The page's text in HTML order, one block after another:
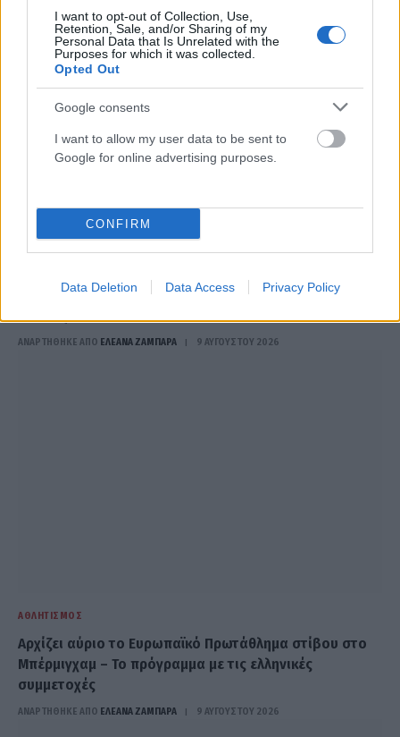
I want to opt-out of Collection, Use,
Retention, Sale, and/or Sharing of my
Personal Data that Is Unrelated with the
Purposes for which it was collected.
Opted Out
Google consents
I want to allow my user data to be sent to
Google for online advertising purposes.
CONFIRM
Data Deletion Data Access Privacy Policy
Ο Τεττέη επέστρεψε στις προπονήσεις του
ΑΝΑΡΤΗΘΗΚΕ ΑΠΟ ΕΛΕΑΝΑ ΖΑΜΠΑΡΑ 9 ΑΥΓΟΎΣΤΟΥ 2026
ΑΘΛΗΤΙΣΜΌΣ
Αρχίζει αύριο το Ευρωπαϊκό Πρωτάθλημα στίβου στο
Μπέρμιγχαμ – Το πρόγραμμα με τις ελληνικές
συμμετοχές
ΑΝΑΡΤΗΘΗΚΕ ΑΠΟ ΕΛΕΑΝΑ ΖΑΜΠΑΡΑ 9 ΑΥΓΟΎΣΤΟΥ 2026